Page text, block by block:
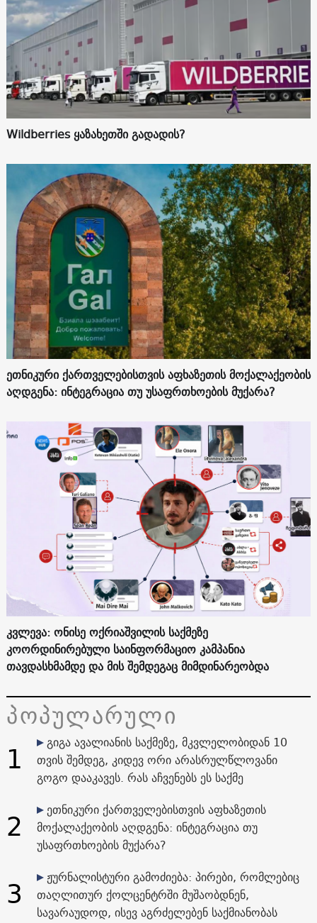
Wildberries ყაზახეთში გადადის?
ეთნიკური ქართველებისთვის აფხაზეთის მოქალაქეობის
აღდგენა: ინტეგრაცია თუ უსაფრთხოების მუქარა?
კვლევა: ონისე ოქრიაშვილის საქმეზე
კოორდინირებული საინფორმაციო კამპანია
თავდასხმამდე და მის შემდეგაც მიმდინარეობდა
პოპულარული
1
გიგა ავალიანის საქმეზე, მკვლელობიდან 10
თვის შემდეგ, კიდევ ორი არასრულწლოვანი
გოგო დააკავეს. რას აჩვენებს ეს საქმე
2
ეთნიკური ქართველებისთვის აფხაზეთის
მოქალაქეობის აღდგენა: ინტეგრაცია თუ
უსაფრთხოების მუქარა?
3
ჟურნალისტური გამოძიება: პირები, რომლებიც
თაღლითურ ქოლცენტრში მუშაობდნენ,
სავარაუდოდ, ისევ აგრძელებენ საქმიანობას